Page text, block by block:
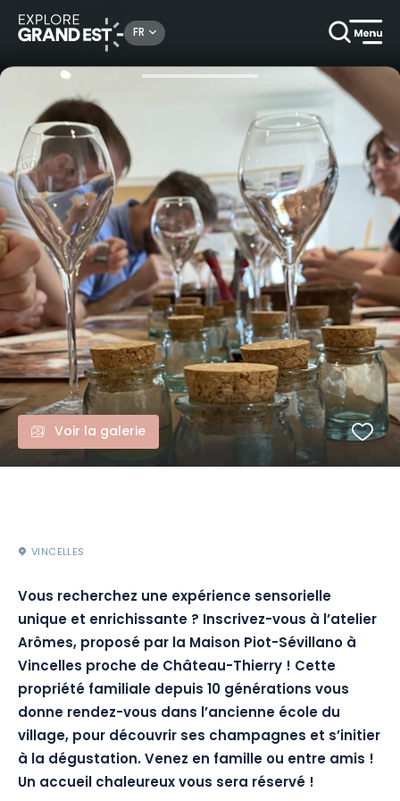
FR
Gastronomie & oenotourisme Atelier Arômes : Initiation à la Dégustation - Domaine Champagne Piot-Sevillano
Voir la galerie
VINCELLES
Vous recherchez une expérience sensorielle
unique et enrichissante ? Inscrivez-vous à l’atelier
Arômes, proposé par la Maison Piot-Sévillano à
Vincelles proche de Château-Thierry ! Cette
propriété familiale depuis 10 générations vous
donne rendez-vous dans l’ancienne école du
village, pour découvrir ses champagnes et s’initier
à la dégustation. Venez en famille ou entre amis !
Un accueil chaleureux vous sera réservé !